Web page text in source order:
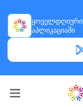
ყოველდღიური
აპლიკაციაში